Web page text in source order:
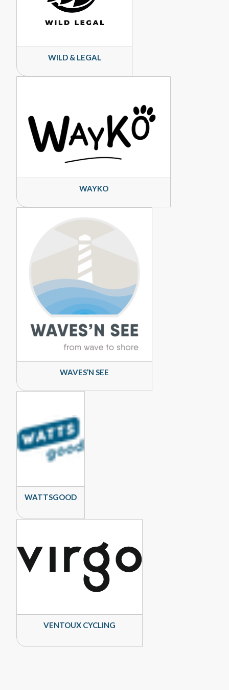
WILD & LEGAL
WAYKO
WAVES’N SEE
WATTSGOOD
VENTOUX CYCLING